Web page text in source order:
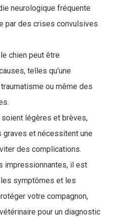
neurologique fréquente
par des crises convulsives
chien peut être
telles qu'une
ou même des
légères et brèves,
graves et nécessitent une
des complications.
impressionnantes, il est
symptômes et les
votre compagnon,
pour un diagnostic